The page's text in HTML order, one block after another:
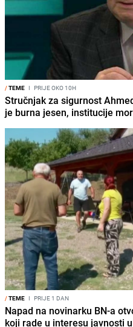
/TEME I PRIJE OKO 10H
Stručnjak za sigurnost
je burna jesen, institucije
/TEME I PRIJE 1 DAN
Napad na novinarku BN-a
koji rade u interesu javnosti